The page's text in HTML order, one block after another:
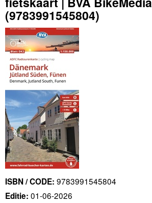
(9783991545804)
ISBN / CODE: 9783991545804
Editie: 01-06-2026